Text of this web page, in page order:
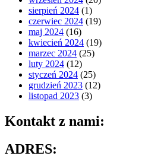
sierpień 2024 (1)
czerwiec 2024 (19)
maj 2024 (16)
kwiecień 2024 (19)
marzec 2024 (25)
luty 2024 (12)
styczeń 2024 (25)
grudzień 2023 (12)
listopad 2023 (3)
Kontakt z nami:
ADRES: